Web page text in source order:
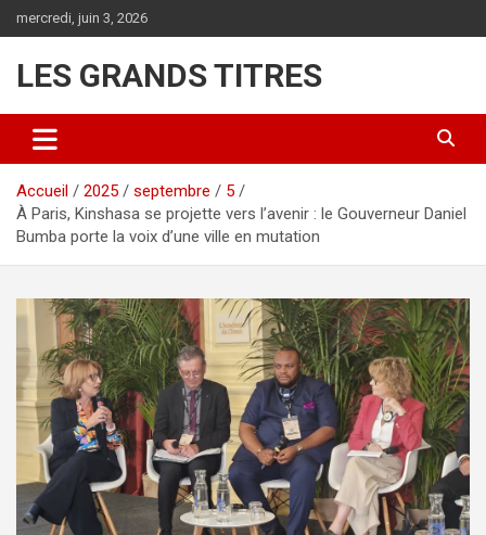
au
mercredi, juin 3, 2026
LES GRANDS TITRES
Accueil 2025 septembre
5
À Paris, Kinshasa se projette vers l’avenir : le Gouverneur Daniel
Bumba porte la voix d’une ville en mutation